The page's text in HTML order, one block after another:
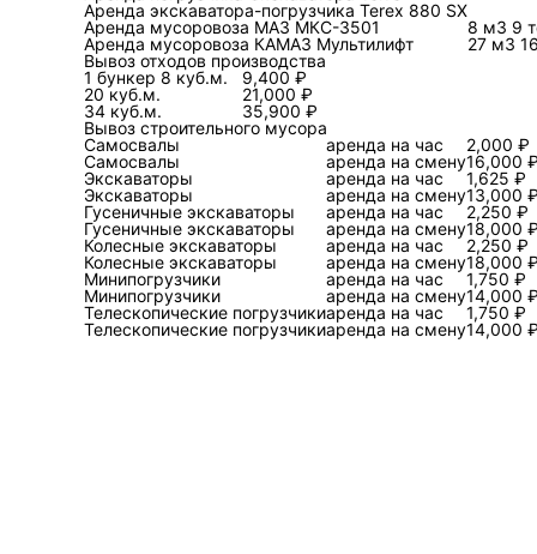
Срок определяется
всё лежит кучей без
добавляется время на
Сильно влияет логистика:
погодные условия,
«вынос мешков» задачей с
Сравнение
Разница не в «удобстве»,
соблюдение требований к
Аренда экскаватора-погрузчика Terex 880 SX
Аренда мусоровоза МАЗ МКС-3501
8 м3 9
Аренда мусоровоза КАМАЗ Мультилифт
27 м3
Вывоз отходов производства
1 бункер 8 куб.м.
9,400 ₽
20 куб.м.
21,000 ₽
34 куб.м.
35,900 ₽
Вывоз строительного мусора
Самосвалы
аренда на час
2,000 ₽
Самосвалы
аренда на смену16,000 ₽
Экскаваторы
аренда на час
1,625 ₽
Экскаваторы
аренда на смену13,000 ₽
Гусеничные экскаваторы
аренда на час
2,250 ₽
Гусеничные экскаваторы
аренда на смену18,000 ₽
Колесные экскаваторы
аренда на час
2,250 ₽
Колесные экскаваторы
аренда на смену18,000 ₽
Минипогрузчики
аренда на час
1,750 ₽
Минипогрузчики
аренда на смену14,000 ₽
Телескопические погрузчикиаренда на час
1,750 ₽
Телескопические погрузчикиаренда на смену14,000 ₽